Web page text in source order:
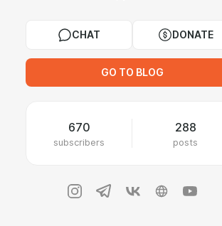
CHAT DONATE
GO TO BLOG
670
subscribers
288
posts